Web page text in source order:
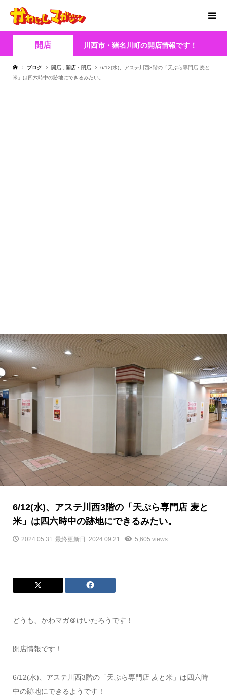
開店 川西市・猪名川町の開店情報です！
ブログ 開店 開店・閉店
6/12(水)、アステ川西3階の「天ぷら専門店 麦と
米」は四六時中の跡地にできるみたい。
6/12(水)、アステ川西3階の「天ぷら専門店 麦と
米」は四六時中の跡地にできるみたい。
2024.05.31 最終更新日: 2024.09.21 5,605 views
どうも、かわマガ＠けいたろうです！
開店情報です！
6/12(水)、アステ川西3階の「天ぷら専門店 麦と米」は四六時
中の跡地にできるようです！